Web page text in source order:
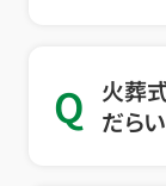
Q
火葬
だら